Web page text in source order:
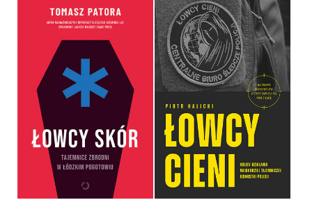
ŁOWCY SKÓR. TAJEMNICE
ZBRODNI W ŁÓDZKIM
POGOTOWIU
OPRAWA MIĘKKA
54,99 ZŁ
ŁOWCY CIENI. KULISY
DZIAŁANIA NAJBARDZIEJ
TAJEMNICZEJ
JEDNOSTKI POLICJI
PIOTR HALICKI
OPRAWA MIĘKKA
49,99 ZŁ